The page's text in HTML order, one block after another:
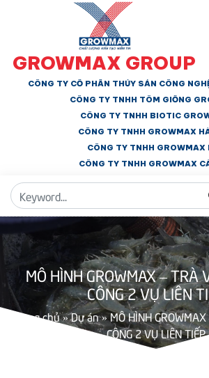
GROWMAX GROUP
CÔNG TY CỔ PHẦN THỦY SẢN CÔNG
CÔNG TY TNHH TÔM GIỐNG
CÔNG TY TNHH BIOTIC
CÔNG TY TNHH GROWMAX
CÔNG TY TNHH GROWMAX
CÔNG TY TNHH GROWMAX
MÔ HÌNH GROWMAX – TRÀ
CÔNG 2 VỤ LIÊN
Trang chủ»Dự án»MÔ HÌNH
CÔNG 2 VỤ LIÊN TIẾP